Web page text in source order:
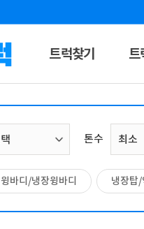
트럭찾기 트
톤수
윙바디/냉장윙바디 냉장탑